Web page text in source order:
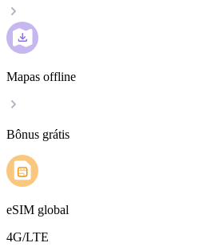
Mapas offline
Bônus grátis
eSIM global
4G/LTE